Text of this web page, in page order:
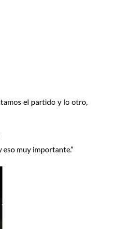
el partido y lo otro,
eso muy importante.”